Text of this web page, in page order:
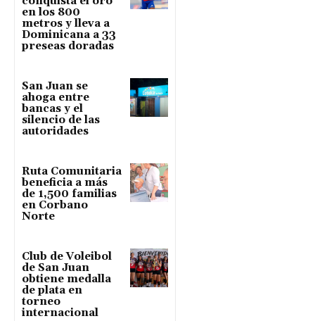
en los 800
metros y lleva a
Dominicana a 33
preseas doradas
San Juan se
ahoga entre
bancas y el
silencio de las
autoridades
Ruta Comunitaria
beneficia a más
de 1,500 familias
en Corbano
Norte
Club de Voleibol
de San Juan
obtiene medalla
de plata en
torneo
internacional